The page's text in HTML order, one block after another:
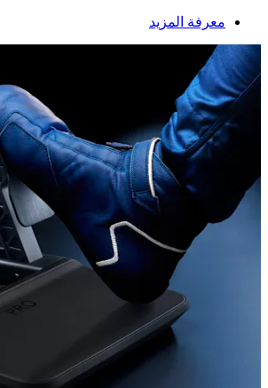
معرفة المزيد